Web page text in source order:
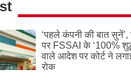
‘पहले कंपनी की बात सुनें’,
पर FSSAI के ‘100%
वाले आदेश पर कोर्ट ने
रोक